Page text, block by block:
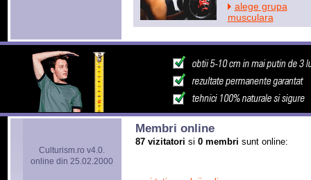
alege grupa
musculara
Culturism.ro v4.0.
online din 25.02.2000
Membri online
87 vizitatori si 0 membri sunt online: